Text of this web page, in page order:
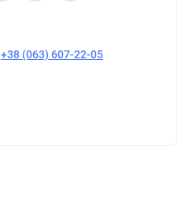
+38 (063) 607-22-05